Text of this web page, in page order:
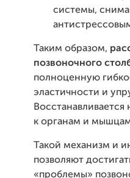
системы,
Таким образом,
позвоночного
полноценную
эластичности и
к органам и
Такой механизм и
позволяют
«проблемы»